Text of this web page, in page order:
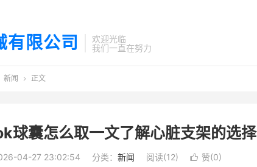
有限公司
欢迎光临
我们一直在努力
新闻  正文
球囊怎么取一文了解心脏支架的选择
04-27 23:02:54 分类： 新闻 阅读(12)  赞(0)